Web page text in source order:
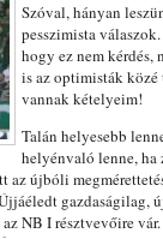
Szóval, hányan
pesszimista
hogy ez nem
is az optimisták közé
vannak kételyeim!
Talán helyesebb
helyénvaló lenne,
az újbóli
gazdaságilag,
NB I résztvevőire